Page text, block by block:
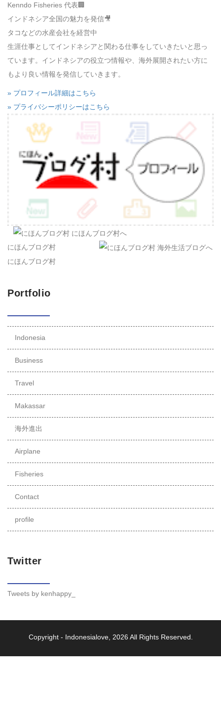
Kenndo Fisheries 代表🏢
インドネシア全国の魅力を発信🎥
タコなどの水産会社を経営中
生涯仕事としてインドネシアと関わる仕事をしていきたいと思っ
ています。インドネシアの役立つ情報や、海外展開されたい方に
もより良い情報を発信していきます。
» プロフィール詳細はこちら
» プライバシーポリシーはこちら
にほんブログ村
にほんブログ村
Portfolio
Indonesia
Business
Travel
Makassar
海外進出
Airplane
Fisheries
Contact
profile
Twitter
Tweets by kenhappy_
Copyright - Indonesialove, 2026 All Rights Reserved.